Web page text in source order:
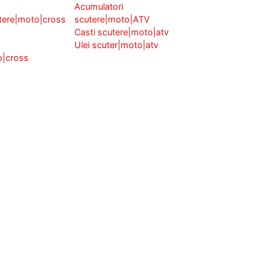
Acumulatori
scutere|moto|ATV
Casti scutere|moto|atv
Ulei scuter|moto|atv